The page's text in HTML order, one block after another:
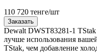
110 720 тенге/шт
Заказать
Dewalt DWST83281-1
лучше использования
TStak, чем добавление